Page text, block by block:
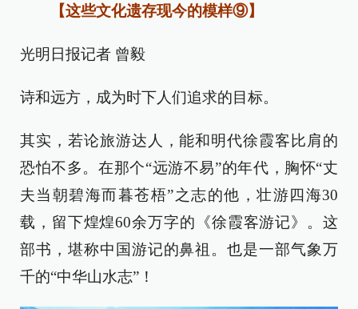
【这些文化遗存现今的模样⑨】
光明日报记者 曾毅
诗和远方，成为时下人们追求的目标。
其实，若论旅游达人，能和明代徐霞客比肩的
恐怕不多。在那个“远游不易”的年代，胸怀“丈
夫当朝碧海而暮苍梧”之志的他，壮游四海30
载，留下煌煌60余万字的《徐霞客游记》。这
部书，堪称中国游记的鼻祖。也是一部气象万
千的“中华山水志”！